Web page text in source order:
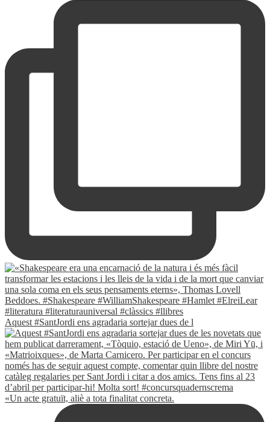
Aquest #SantJordi ens agradaria sortejar dues de l
«Un acte gratuït, aliè a tota finalitat concreta.